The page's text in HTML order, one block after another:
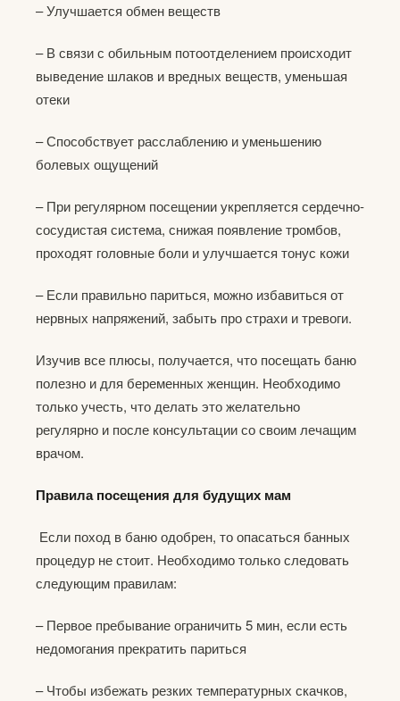
– Улучшается обмен веществ
– В связи с обильным потоотделением происходит
выведение шлаков и вредных веществ, уменьшая
отеки
– Способствует расслаблению и уменьшению
болевых ощущений
– При регулярном посещении укрепляется сердечно-
сосудистая система, снижая появление тромбов,
проходят головные боли и улучшается тонус кожи
– Если правильно париться, можно избавиться от
нервных напряжений, забыть про страхи и тревоги.
Изучив все плюсы, получается, что посещать баню
полезно и для беременных женщин. Необходимо
только учесть, что делать это желательно
регулярно и после консультации со своим лечащим
врачом.
Правила посещения для будущих мам
Если поход в баню одобрен, то опасаться банных
процедур не стоит. Необходимо только следовать
следующим правилам:
– Первое пребывание ограничить 5 мин, если есть
недомогания прекратить париться
– Чтобы избежать резких температурных скачков,